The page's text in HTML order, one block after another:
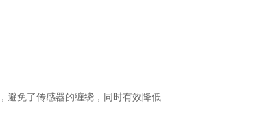
避免了传感器的缠绕，同时有效降低